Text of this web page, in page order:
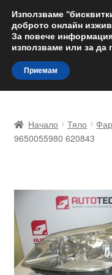
Skip
to
navigation
Skip
to
content
Доставка по целия
Количка
Контакт
Начало Тяло
9650055980 620843
Използваме
доброто онлайн
За повече
използваме или за да
Приемам